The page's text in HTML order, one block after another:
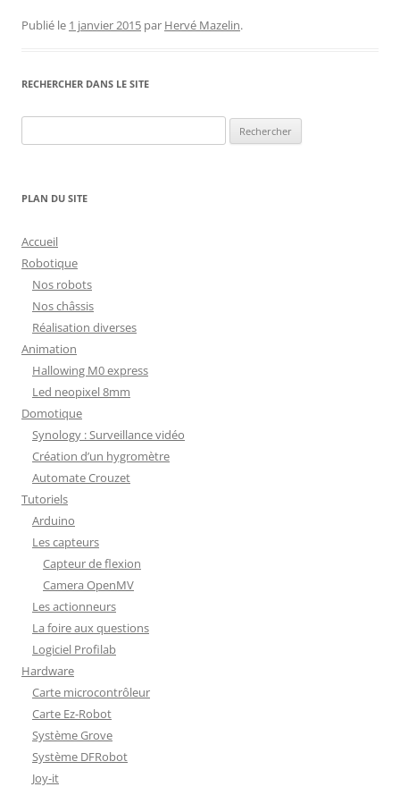
Publié le 1 janvier 2015 par Hervé Mazelin.
RECHERCHER DANS LE SITE
PLAN DU SITE
Accueil
Robotique
Nos robots
Nos châssis
Réalisation diverses
Animation
Hallowing M0 express
Led neopixel 8mm
Domotique
Synology : Surveillance vidéo
Création d’un hygromètre
Automate Crouzet
Tutoriels
Arduino
Les capteurs
Capteur de flexion
Camera OpenMV
Les actionneurs
La foire aux questions
Logiciel Profilab
Hardware
Carte microcontrôleur
Carte Ez-Robot
Système Grove
Système DFRobot
Joy-it